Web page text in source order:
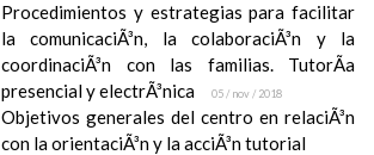
Procedimientos y estrategias para facilitar
la comunicaciÃ³n, la colaboraciÃ³n y la
coordinaciÃ³n con las familias. TutorÃ­a
presencial y electrÃ³nica
05 / nov / 2018
Objetivos generales del centro en relaciÃ³n
con la orientaciÃ³n y la acciÃ³n tutorial